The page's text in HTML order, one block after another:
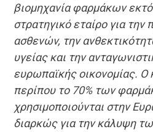
βιομηχανία φαρμάκων
στρατηγικό εταίρο για
ασθενών, την
υγείας και την
ευρωπαϊκής οικονομίας. Ο
περίπου το 70% των
χρησιμοποιούνται στην
διαρκώς για την κάλυψη